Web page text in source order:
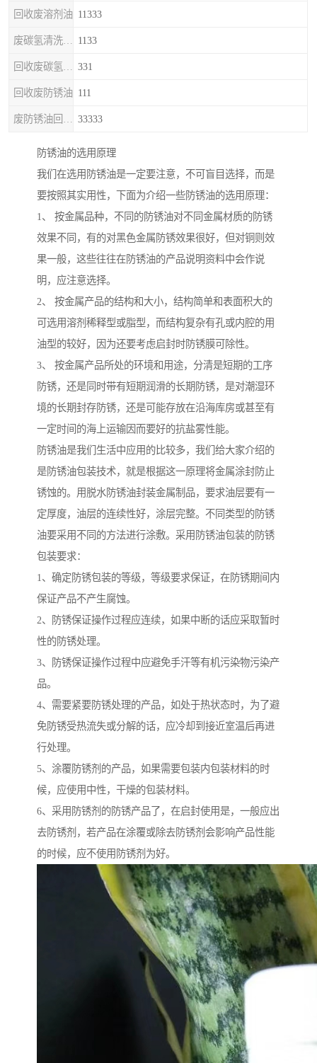
回收废溶剂油 11333
1133
331
回收废防锈油 111
33333
防锈油的选用原理
我们在选用防锈油是一定要注意，不可盲目选择，而是
要按照其实用性，下面为介绍一些防锈油的选用原理：
1、 按金属品种，不同的防锈油对不同金属材质的防锈
效果不同，有的对黑色金属防锈效果很好，但对铜则效
果一般，这些往往在防锈油的产品说明资料中会作说
明，应注意选择。
2、 按金属产品的结构和大小，结构简单和表面积大的
可选用溶剂稀释型或脂型，而结构复杂有孔或内腔的用
油型的较好，因为还要考虑启封时防锈膜可除性。
3、 按金属产品所处的环境和用途，分清是短期的工序
防锈，还是同时带有短期润滑的长期防锈，是对潮湿环
境的长期封存防锈，还是可能存放在沿海库房或甚至有
一定时间的海上运输因而要好的抗盐雾性能。
防锈油是我们生活中应用的比较多，我们给大家介绍的
是防锈油包装技术，就是根据这一原理将金属涂封防止
锈蚀的。用脱水防锈油封装金属制品，要求油层要有一
定厚度，油层的连续性好，涂层完整。不同类型的防锈
油要采用不同的方法进行涂敷。采用防锈油包装的防锈
包装要求：
1、确定防锈包装的等级，等级要求保证，在防锈期间内
保证产品不产生腐蚀。
2、防锈保证操作过程应连续，如果中断的话应采取暂时
性的防锈处理。
3、防锈保证操作过程中应避免手汗等有机污染物污染产
品。
4、需要紧要防锈处理的产品，如处于热状态时，为了避
免防锈受热流失或分解的话，应冷却到接近室温后再进
行处理。
5、涂覆防锈剂的产品，如果需要包装内包装材料的时
候，应使用中性，干燥的包装材料。
6、采用防锈剂的防锈产品了，在启封使用是，一般应出
去防锈剂，若产品在涂覆或除去防锈剂会影响产品性能
的时候，应不使用防锈剂为好。